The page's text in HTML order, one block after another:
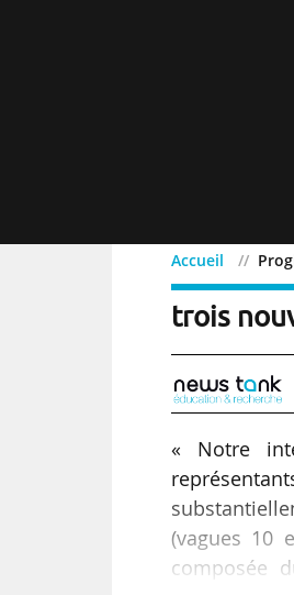
Accueil
Progiciel
trois
« Notre
(vagues 10
composée